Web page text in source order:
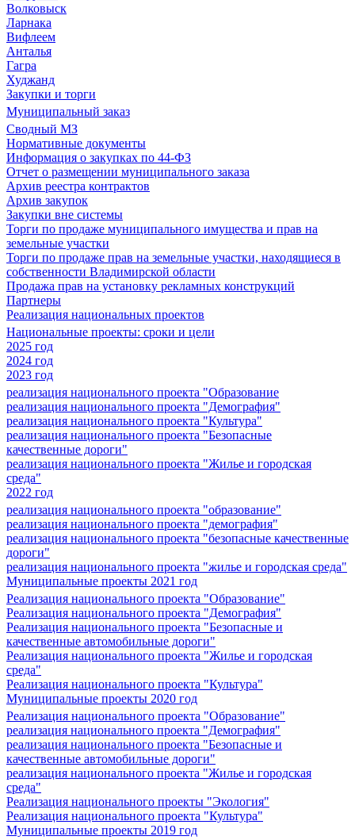
Волковыск
Ларнака
Вифлеем
Анталья
Гагра
Худжанд
Закупки и торги
Муниципальный заказ
Сводный МЗ
Нормативные документы
Информация о закупках по 44-ФЗ
Отчет о размещении муниципального заказа
Архив реестра контрактов
Архив закупок
Закупки вне системы
Торги по продаже муниципального имущества и прав на
земельные участки
Торги по продаже прав на земельные участки, находящиеся в
собственности Владимирской области
Продажа прав на установку рекламных конструкций
Партнеры
Реализация национальных проектов
Национальные проекты: сроки и цели
2025 год
2024 год
2023 год
реализация национального проекта "Образование
реализация национального проекта "Демография"
реализация национального проекта "Культура"
реализация национального проекта "Безопасные
качественные дороги"
реализация национального проекта "Жилье и городская
среда"
2022 год
реализация национального проекта "образование"
реализация национального проекта "демография"
реализация национального проекта "безопасные качественные
дороги"
реализация национального проекта "жилье и городская среда"
Муниципальные проекты 2021 год
Реализация национального проекта "Образование"
Реализация национального проекта "Демография"
Реализация национального проекта "Безопасные и
качественные автомобильные дороги"
Реализация национального проекта "Жилье и городская
среда"
Реализация национального проекта "Культура"
Муниципальные проекты 2020 год
Реализация национального проекта "Образование"
реализация национального проекта "Демография"
реализация национального проекта "Безопасные и
качественные автомобильные дороги"
реализация национального проекта "Жилье и городская
среда"
Реализация национального проекты "Экология"
Реализация национального проекта "Культура"
Муниципальные проекты 2019 год